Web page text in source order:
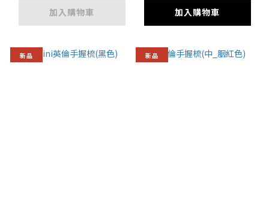
加入購物車 加入購物車
新品 新品